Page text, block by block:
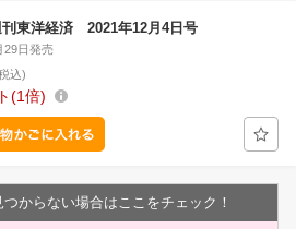
刊東洋経済 2021年12月4日号
29日発売
込)
1倍
からない場合はここをチェック！